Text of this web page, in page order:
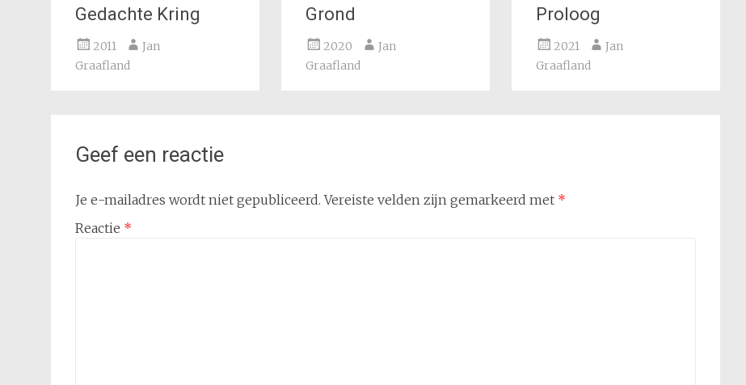
Gedachte Kring
2011
Jan
Graafland
Grond
2020
Jan
Graafland
Proloog
2021
Jan
Graafland
Geef een reactie
Je e-mailadres wordt niet gepubliceerd. Vereiste velden zijn gemarkeerd met *
Reactie *